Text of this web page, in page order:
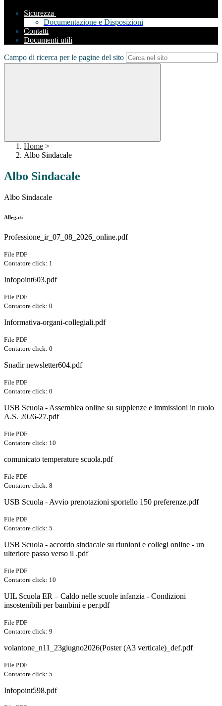
Sicurezza
Documentazione e Disposizioni
Contatti
Documenti utili
Campo di ricerca per le pagine del sito
Home >
Albo Sindacale
Albo Sindacale
Albo Sindacale
Allegati
Professione_ir_07_08_2026_online.pdf
File PDF
Contatore click: 1
Infopoint603.pdf
File PDF
Contatore click: 0
Informativa-organi-collegiali.pdf
File PDF
Contatore click: 0
Snadir newsletter604.pdf
File PDF
Contatore click: 0
USB Scuola - Assemblea online su supplenze e immissioni in ruolo
A.S. 2026-27.pdf
File PDF
Contatore click: 10
comunicato temperature scuola.pdf
File PDF
Contatore click: 8
USB Scuola - Avvio prenotazioni sportello 150 preferenze.pdf
File PDF
Contatore click: 5
USB Scuola - accordo sindacale su riunioni e collegi online - un
ulteriore passo verso il .pdf
File PDF
Contatore click: 10
UIL Scuola ER – Caldo nelle scuole infanzia - Condizioni
insostenibili per bambini e per.pdf
File PDF
Contatore click: 9
volantone_n11_23giugno2026(Poster (A3 verticale)_def.pdf
File PDF
Contatore click: 5
Infopoint598.pdf